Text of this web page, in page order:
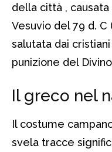
della città , causata
Vesuvio del 79 d. C
salutata dai
punizione del
Il greco nel
Il costume
svela tracce